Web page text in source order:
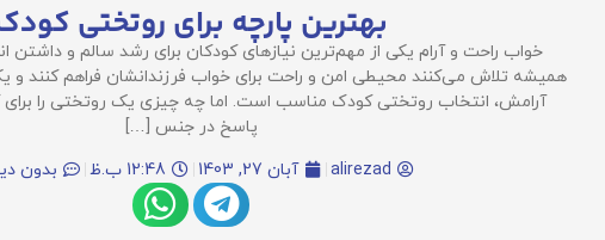
بهترین پارچه برای روتختی
خواب راحت و آرام یکی از مهم‌ترین نیازهای کودکان برای رشد سالم و داشتن
همیشه تلاش می‌کنند محیطی امن و راحت برای خواب فرزندانشان فراهم کنند و
آرامش، انتخاب روتختی کودک مناسب است. اما چه چیزی یک روتختی را برای
پاسخ در جنس […]
alirezad
آبان 27, 1403 12:48 ب.ظ بدون